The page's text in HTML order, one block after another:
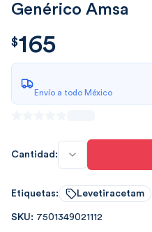
Genérico Amsa
$ 165.00
$165
Envío a todo México
Cantidad:
Etiquetas: Levetiracetam
SKU: 7501349021112